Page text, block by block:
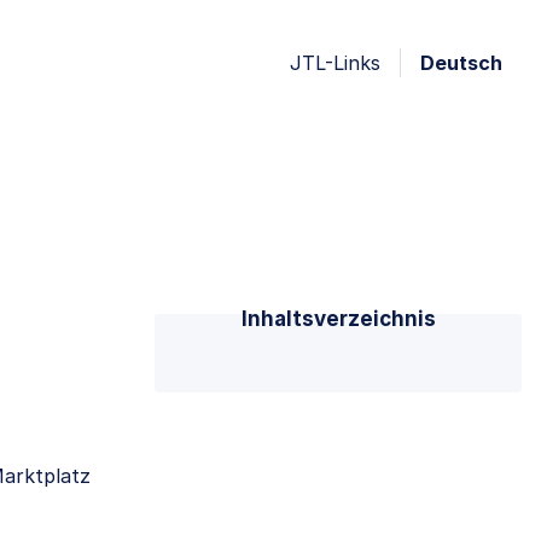
JTL-Links Deutsch
Inhaltsverzeichnis